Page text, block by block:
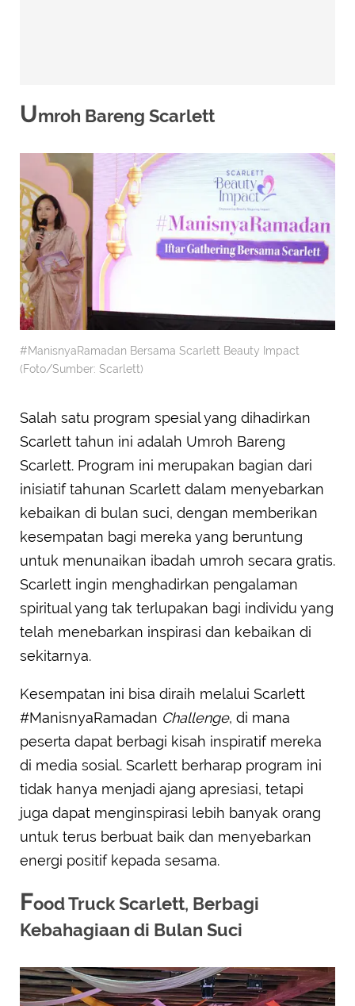
Umroh Bareng Scarlett
#ManisnyaRamadan Bersama Scarlett Beauty Impact
(Foto/Sumber: Scarlett)
Salah satu program spesial yang dihadirkan
Scarlett tahun ini adalah Umroh Bareng
Scarlett. Program ini merupakan bagian dari
inisiatif tahunan Scarlett dalam menyebarkan
kebaikan di bulan suci, dengan memberikan
kesempatan bagi mereka yang beruntung
untuk menunaikan ibadah umroh secara gratis.
Scarlett ingin menghadirkan pengalaman
spiritual yang tak terlupakan bagi individu yang
telah menebarkan inspirasi dan kebaikan di
sekitarnya.
Kesempatan ini bisa diraih melalui Scarlett
#ManisnyaRamadan Challenge, di mana
peserta dapat berbagi kisah inspiratif mereka
di media sosial. Scarlett berharap program ini
tidak hanya menjadi ajang apresiasi, tetapi
juga dapat menginspirasi lebih banyak orang
untuk terus berbuat baik dan menyebarkan
energi positif kepada sesama.
Food Truck Scarlett, Berbagi
Kebahagiaan di Bulan Suci